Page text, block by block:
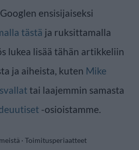
ensisijaiseksi
tästä ja ruksittamalla
lukea lisää tähän artikkeliin
ja aiheista, kuten Mike
tai laajemmin samasta
-osioistamme.
· Toimitusperiaatteet